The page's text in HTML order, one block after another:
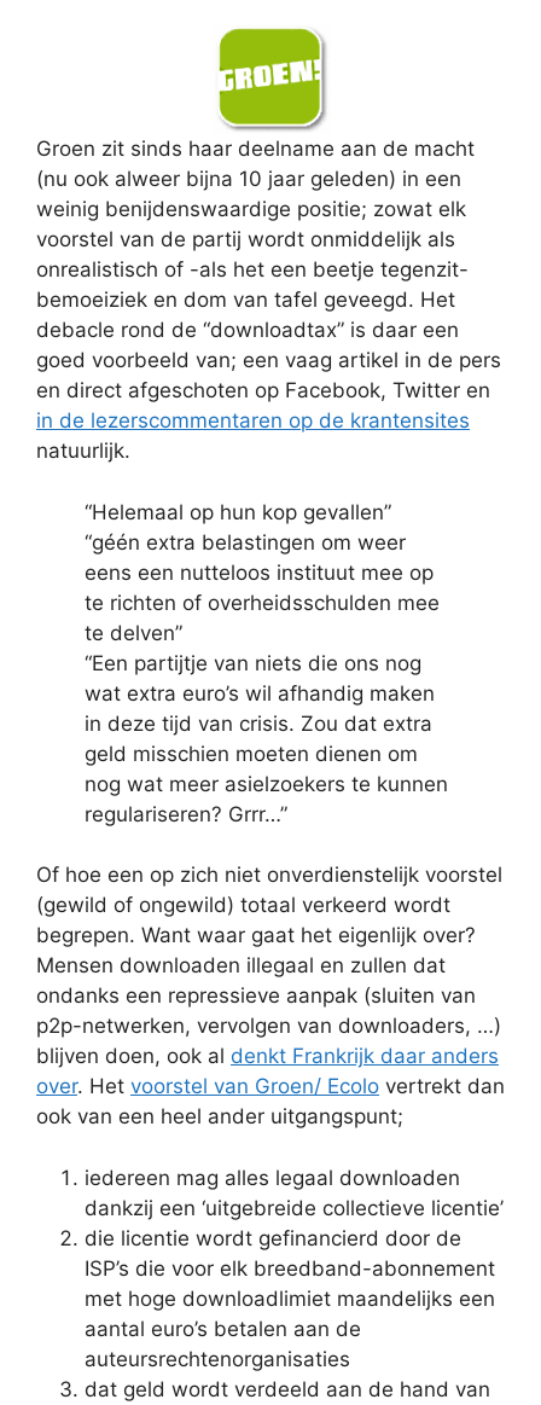
Groen zit sinds haar deelname aan de macht
(nu ook alweer bijna 10 jaar geleden) in een
weinig benijdenswaardige positie; zowat elk
voorstel van de partij wordt onmiddelijk als
onrealistisch of -als het een beetje tegenzit-
bemoeiziek en dom van tafel geveegd. Het
debacle rond de “downloadtax” is daar een
goed voorbeeld van; een vaag artikel in de pers
en direct afgeschoten op Facebook, Twitter en
in de lezerscommentaren op de krantensites
natuurlijk.
“Helemaal op hun kop gevallen”
“géén extra belastingen om weer
eens een nutteloos instituut mee op
te richten of overheidsschulden mee
te delven”
“Een partijtje van niets die ons nog
wat extra euro’s wil afhandig maken
in deze tijd van crisis. Zou dat extra
geld misschien moeten dienen om
nog wat meer asielzoekers te kunnen
regulariseren? Grrr…”
Of hoe een op zich niet onverdienstelijk voorstel
(gewild of ongewild) totaal verkeerd wordt
begrepen. Want waar gaat het eigenlijk over?
Mensen downloaden illegaal en zullen dat
ondanks een repressieve aanpak (sluiten van
p2p-netwerken, vervolgen van downloaders, …)
blijven doen, ook al denkt Frankrijk daar anders
over. Het voorstel van Groen/ Ecolo vertrekt dan
ook van een heel ander uitgangspunt;
iedereen mag alles legaal downloaden
dankzij een ‘uitgebreide collectieve licentie’
die licentie wordt gefinancierd door de
ISP’s die voor elk breedband-abonnement
met hoge downloadlimiet maandelijks een
aantal euro’s betalen aan de
auteursrechtenorganisaties
dat geld wordt verdeeld aan de hand van